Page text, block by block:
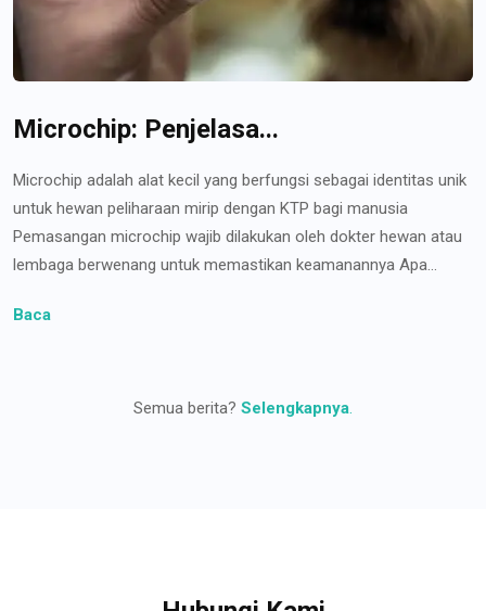
Microchip: Penjelasa...
Microchip adalah alat kecil yang berfungsi sebagai identitas unik
untuk hewan peliharaan mirip dengan KTP bagi manusia
Pemasangan microchip wajib dilakukan oleh dokter hewan atau
lembaga berwenang untuk memastikan keamanannya Apa...
Baca
Semua berita? Selengkapnya.